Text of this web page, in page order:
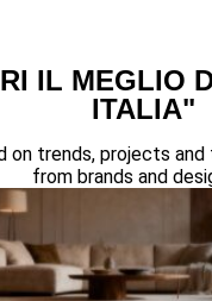
IL MEGLIO
ITALIA"
on trends, projects
from brands and